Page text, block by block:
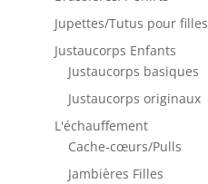
Jupettes/Tutus pour filles
Justaucorps Enfants
Justaucorps basiques
Justaucorps originaux
L'échauffement
Cache-cœurs/Pulls
Jambières Filles